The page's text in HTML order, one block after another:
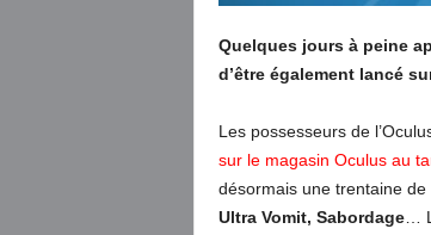
Quelques jours à peine
d’être également lancé
Les possesseurs de
sur le magasin Oculus au
désormais une trentaine
Ultra Vomit, Sabordage…